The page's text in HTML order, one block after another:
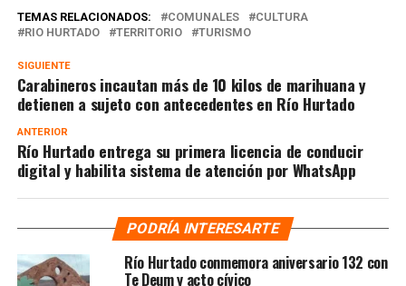
TEMAS RELACIONADOS: COMUNALES
CULTURA
RIO HURTADO
TERRITORIO TURISMO
SIGUIENTE
Carabineros incautan más de 10 kilos de marihuana y
detienen a sujeto con antecedentes en Río Hurtado
ANTERIOR
Río Hurtado entrega su primera licencia de conducir
digital y habilita sistema de atención por WhatsApp
PODRÍA INTERESARTE
Río Hurtado conmemora aniversario 132 con
Te Deum y acto cívico